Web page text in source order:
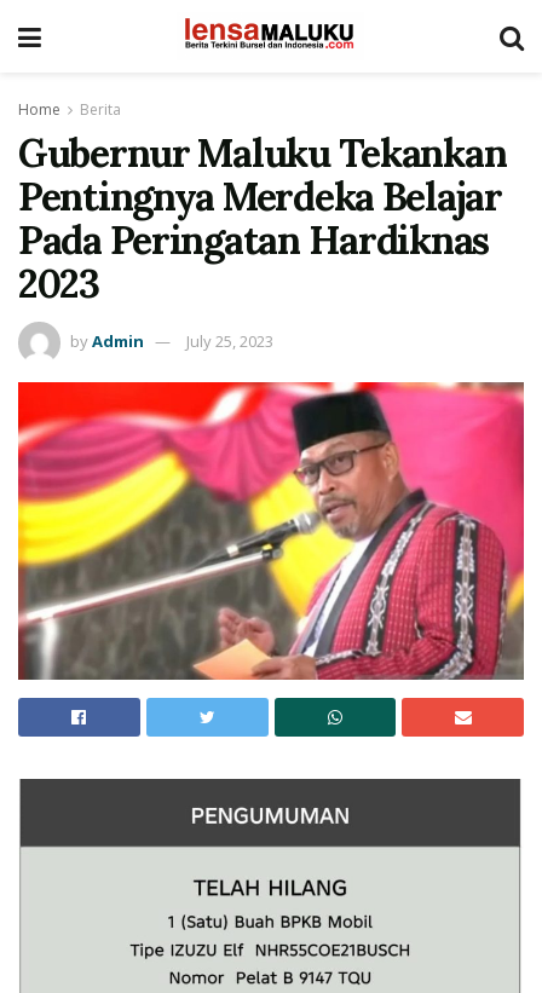
Home Berita
Gubernur Maluku Tekankan
Pentingnya Merdeka Belajar
Pada Peringatan Hardiknas
2023
byAdmin July 25, 2023